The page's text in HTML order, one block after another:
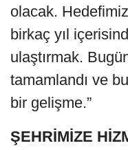
olacak.
birkaç yıl
ulaştırmak.
tamamlandı ve
bir gelişme.”
ŞEHRİMİZE